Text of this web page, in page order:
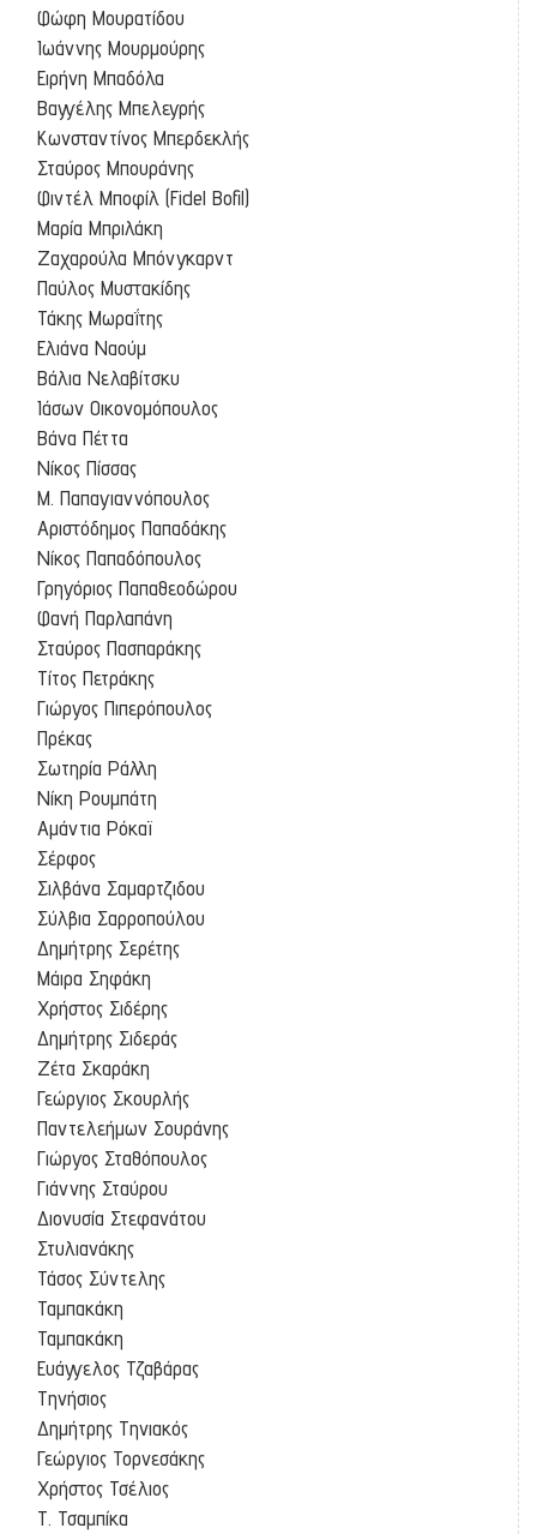
Φώφη Μουρατίδου
Ιωάννης Μουρμούρης
Ειρήνη Μπαδόλα
Βαγγέλης Μπελεγρής
Κωνσταντίνος Μπερδεκλής
Σταύρος Μπουράνης
Φιντέλ Μποφίλ (Fidel Bofil)
Μαρία Μπριλάκη
Ζαχαρούλα Μπόνγκαρντ
Παύλος Μυστακίδης
Τάκης Μωραΐτης
Ελιάνα Ναούμ
Βάλια Νελαβίτσκυ
Ιάσων Οικονομόπουλος
Βάνα Πέττα
Νίκος Πίσσας
Μ. Παπαγιαννόπουλος
Αριστόδημος Παπαδάκης
Νίκος Παπαδόπουλος
Γρηγόριος Παπαθεοδώρου
Φανή Παρλαπάνη
Σταύρος Πασπαράκης
Τίτος Πετράκης
Γιώργος Πιπερόπουλος
Πρέκας
Σωτηρία Ράλλη
Νίκη Ρουμπάτη
Αμάντια Ρόκαϊ
Σέρφος
Σιλβάνα Σαμαρτζιδου
Σύλβια Σαρροπούλου
Δημήτρης Σερέτης
Μάιρα Σηφάκη
Χρήστος Σιδέρης
Δημήτρης Σιδεράς
Ζέτα Σκαράκη
Γεώργιος Σκουρλής
Παντελεήμων Σουράνης
Γιώργος Σταθόπουλος
Γιάννης Σταύρου
Διονυσία Στεφανάτου
Στυλιανάκης
Τάσος Σύντελης
Ταμπακάκη
Ταμπακάκη
Ευάγγελος Τζαβάρας
Τηνήσιος
Δημήτρης Τηνιακός
Γεώργιος Τορνεσάκης
Χρήστος Τσέλιος
Τ. Τσαμπίκα